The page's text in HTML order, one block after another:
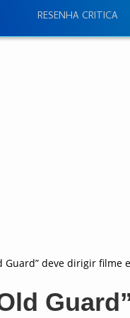
RESENHA CRITICA
Guard” deve dirigir filme